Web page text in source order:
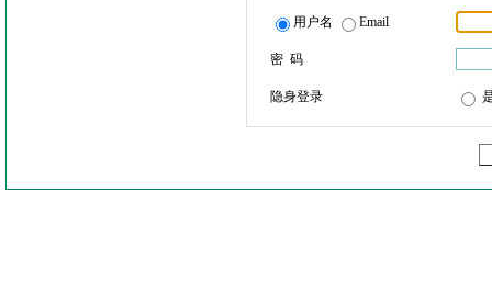
用户名 Email
密 码
隐身登录